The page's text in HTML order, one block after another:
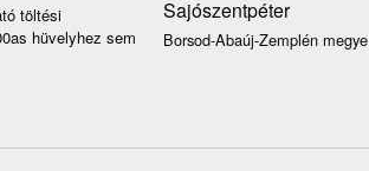
töltési
hüvelyhez sem
Sajószentpéter
Borsod-Abaúj-Zemplén megye